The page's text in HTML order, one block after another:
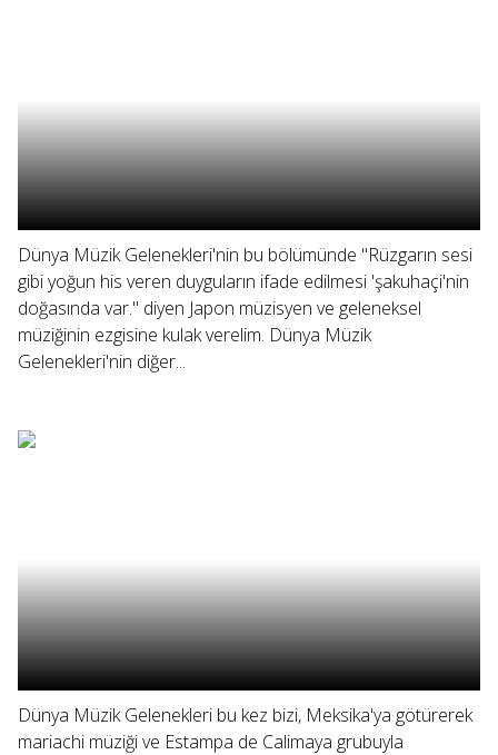
Dünya Müzik Gelenekleri'nin bu bölümünde "Rüzgarın sesi
gibi yoğun his veren duyguların ifade edilmesi 'şakuhaçi'nin
doğasında var." diyen Japon müzisyen ve geleneksel
müziğinin ezgisine kulak verelim. Dünya Müzik
Gelenekleri'nin diğer...
Dünya Müzik Gelenekleri bu kez bizi, Meksika'ya götürerek
mariachi müziği ve Estampa de Calimaya grubuyla